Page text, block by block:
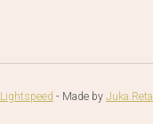
Lightspeed - Made by